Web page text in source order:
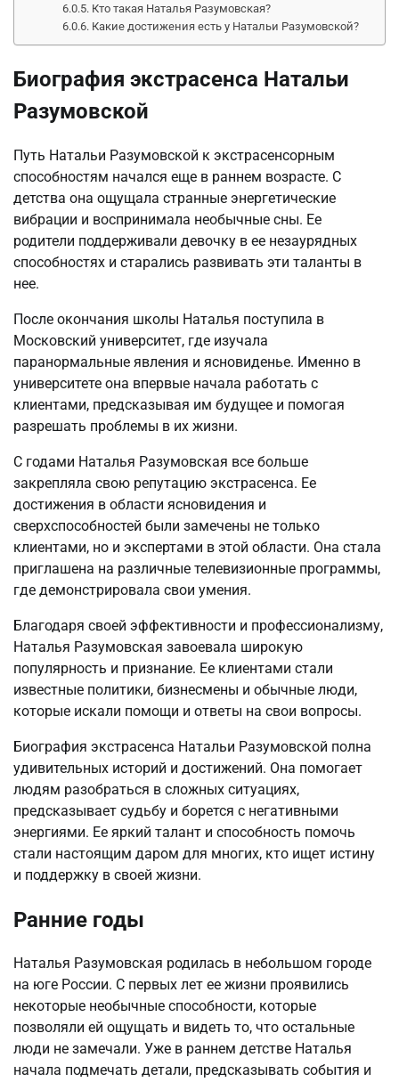
Кто такая Наталья Разумовская?
Какие достижения есть у Натальи Разумовской?
Биография экстрасенса Натальи
Разумовской
Путь Натальи Разумовской к экстрасенсорным
способностям начался еще в раннем возрасте. С
детства она ощущала странные энергетические
вибрации и воспринимала необычные сны. Ее
родители поддерживали девочку в ее незаурядных
способностях и старались развивать эти таланты в
нее.
После окончания школы Наталья поступила в
Московский университет, где изучала
паранормальные явления и ясновиденье. Именно в
университете она впервые начала работать с
клиентами, предсказывая им будущее и помогая
разрешать проблемы в их жизни.
С годами Наталья Разумовская все больше
закрепляла свою репутацию экстрасенса. Ее
достижения в области ясновидения и
сверхспособностей были замечены не только
клиентами, но и экспертами в этой области. Она стала
приглашена на различные телевизионные программы,
где демонстрировала свои умения.
Благодаря своей эффективности и профессионализму,
Наталья Разумовская завоевала широкую
популярность и признание. Ее клиентами стали
известные политики, бизнесмены и обычные люди,
которые искали помощи и ответы на свои вопросы.
Биография экстрасенса Натальи Разумовской полна
удивительных историй и достижений. Она помогает
людям разобраться в сложных ситуациях,
предсказывает судьбу и борется с негативными
энергиями. Ее яркий талант и способность помочь
стали настоящим даром для многих, кто ищет истину
и поддержку в своей жизни.
Ранние годы
Наталья Разумовская родилась в небольшом городе
на юге России. С первых лет ее жизни проявились
некоторые необычные способности, которые
позволяли ей ощущать и видеть то, что остальные
люди не замечали. Уже в раннем детстве Наталья
начала подмечать детали, предсказывать события и